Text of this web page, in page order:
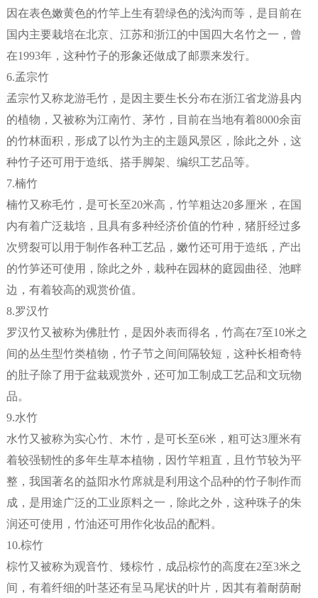
因在表色嫩黄色的竹竿上生有碧绿色的浅沟而等，是目前在
国内主要栽培在北京、江苏和浙江的中国四大名竹之一，曾
在1993年，这种竹子的形象还做成了邮票来发行。
6.孟宗竹
孟宗竹又称龙游毛竹，是因主要生长分布在浙江省龙游县内
的植物，又被称为江南竹、茅竹，目前在当地有着8000余亩
的竹林面积，形成了以竹为主的主题风景区，除此之外，这
种竹子还可用于造纸、搭手脚架、编织工艺品等。
7.楠竹
楠竹又称毛竹，是可长至20米高，竹竿粗达20多厘米，在国
内有着广泛栽培，且具有多种经济价值的竹种，猪肝经过多
次劈裂可以用于制作各种工艺品，嫩竹还可用于造纸，产出
的竹笋还可使用，除此之外，栽种在园林的庭园曲径、池畔
边，有着较高的观赏价值。
8.罗汉竹
罗汉竹又被称为佛肚竹，是因外表而得名，竹高在7至10米之
间的丛生型竹类植物，竹子节之间间隔较短，这种长相奇特
的肚子除了用于盆栽观赏外，还可加工制成工艺品和文玩物
品。
9.水竹
水竹又被称为实心竹、木竹，是可长至6米，粗可达3厘米有
着较强韧性的多年生草本植物，因竹竿粗直，且竹节较为平
整，我国著名的益阳水竹席就是利用这个品种的竹子制作而
成，是用途广泛的工业原料之一，除此之外，这种珠子的朱
润还可使用，竹油还可用作化妆品的配料。
10.棕竹
棕竹又被称为观音竹、矮棕竹，成品棕竹的高度在2至3米之
间，有着纤细的叶茎还有呈马尾状的叶片，因其有着耐荫耐